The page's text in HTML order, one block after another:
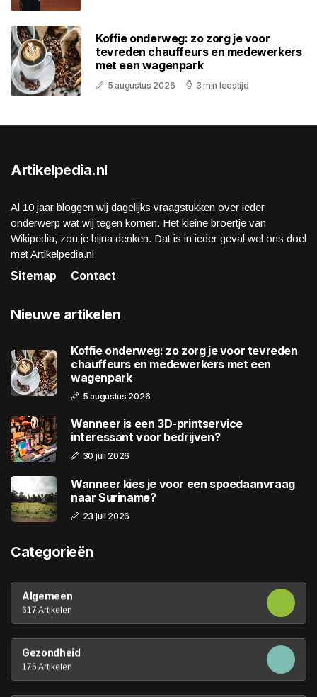
Koffie onderweg: zo zorg je voor
tevreden chauffeurs en medewerkers
met een wagenpark
5 augustus 2026 3 min leestijd
Artikelpedia.nl
Al 10 jaar bloggen wij dagelijks vraagstukken over ieder
onderwerp wat wij tegen komen. Het kleine broertje van
Wikipedia, zou je bijna denken. Dat is in ieder geval wel ons doel
met Artikelpedia.nl
Sitemap
Contact
Nieuwe artikelen
Koffie onderweg: zo zorg je voor tevreden
chauffeurs en medewerkers met een
wagenpark
5 augustus 2026
Wanneer is een 3D-printservice
interessant voor bedrijven?
30 juli 2026
Wanneer kies je voor een spoedaanvraag
naar Suriname?
23 juli 2026
Categorieën
Algemeen
617 Artikelen
Gezondheid
175 Artikelen